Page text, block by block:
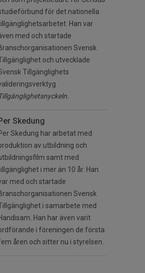
för det nationella
Han var
med och startade
Svensk
och utvecklade
Tillgänglighets
Skedung
Skedung har arbetat med
av utbildning och
samt med
i mer än 10 år. Han
med och startade
Svensk
i samarbete med
Han har även varit
i föreningen de första
åren och sitter nu i styrelsen.